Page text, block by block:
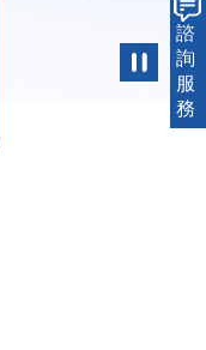
諮
詢
服
務